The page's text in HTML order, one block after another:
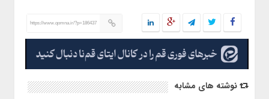
https://www.qomna.ir/?p=186437
نوشته های مشابه